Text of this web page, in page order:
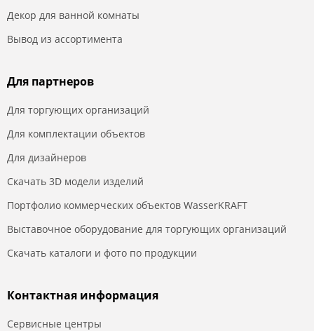
Декор для ванной комнаты
Вывод из ассортимента
Для партнеров
Для торгующих организаций
Для комплектации объектов
Для дизайнеров
Скачать 3D модели изделий
Портфолио коммерческих объектов WasserKRAFT
Выставочное оборудование для торгующих организаций
Скачать каталоги и фото по продукции
Контактная информация
Сервисные центры